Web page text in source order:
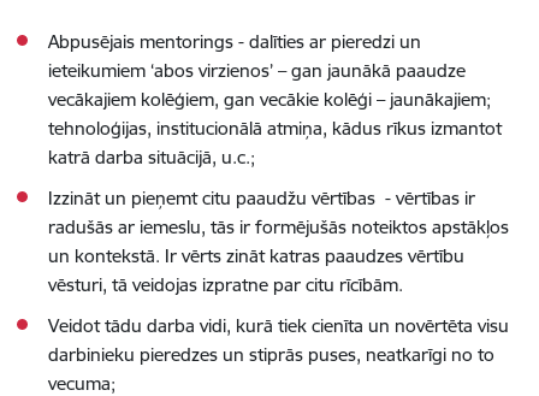
Abpusējais mentorings - dalīties ar pieredzi un
ieteikumiem ‘abos virzienos’ – gan jaunākā paaudze
vecākajiem kolēģiem, gan vecākie kolēģi – jaunākajiem;
tehnoloģijas, institucionālā atmiņa, kādus rīkus izmantot
katrā darba situācijā, u.c.;
Izzināt un pieņemt citu paaudžu vērtības - vērtības ir
radušās ar iemeslu, tās ir formējušās noteiktos apstākļos
un kontekstā. Ir vērts zināt katras paaudzes vērtību
vēsturi, tā veidojas izpratne par citu rīcībām.
Veidot tādu darba vidi, kurā tiek cienīta un novērtēta visu
darbinieku pieredzes un stiprās puses, neatkarīgi no to
vecuma;